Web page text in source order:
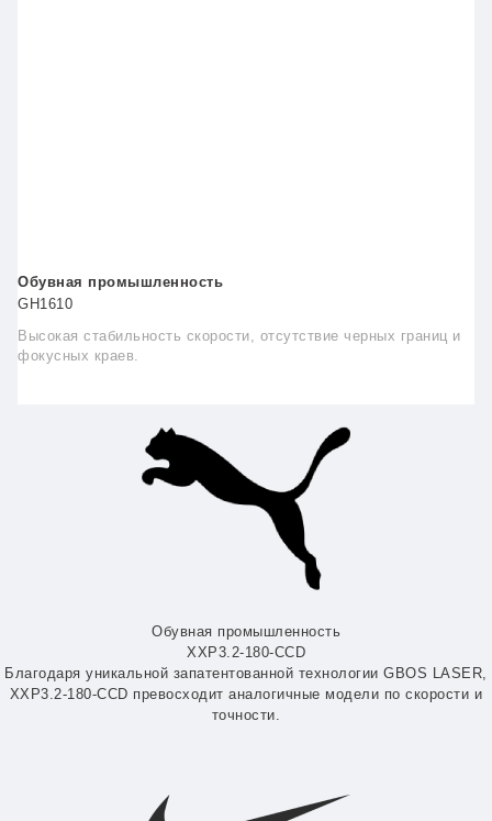
Обувная промышленность
GH1610
Высокая стабильность скорости, отсутствие черных границ и
фокусных краев.
Обувная промышленность
XXP3.2-180-CCD
Благодаря уникальной запатентованной технологии GBOS LASER,
XXP3.2-180-CCD превосходит аналогичные модели по скорости и
точности.